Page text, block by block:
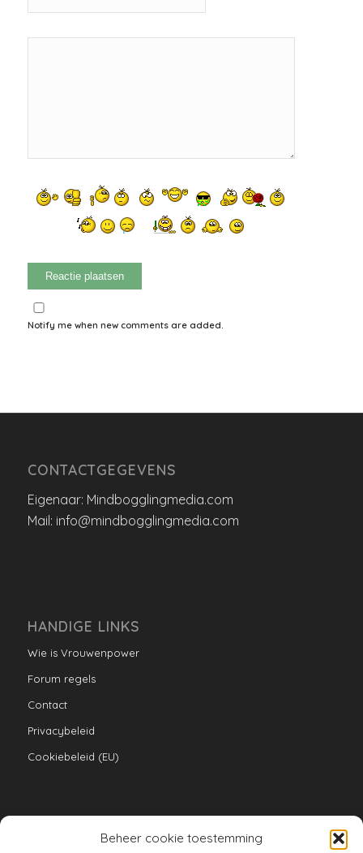
Beheer cookie toestemming
Notify me when new comments are added.
CONTACTGEGEVENS
Eigenaar: Mindbogglingmedia.com
Mail: info@mindbogglingmedia.com
HANDIGE LINKS
Wie is Vrouwenpower
Forum regels
Contact
Privacybeleid
Cookiebeleid (EU)